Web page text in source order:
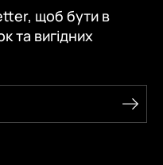
щоб бути в
та вигідних